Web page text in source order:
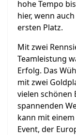
hohe Tempo
hier, wenn
ersten Platz.
Mitzwei
Teamleistung
Erfolg. Das
mit zwei
vielen schönen
spannenden
kann mit
Event, der